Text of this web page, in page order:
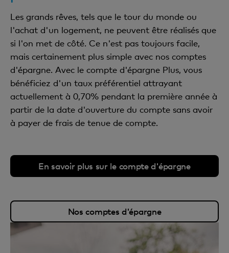
Les grands rêves, tels que le tour du monde ou
l'achat d'un logement, ne peuvent être réalisés que
si l'on met de côté. Ce n'est pas toujours facile,
mais certainement plus simple avec nos comptes
d'épargne. Avec le compte d'épargne Plus, vous
bénéficiez d'un taux préférentiel attrayant
actuellement à 0,70% pendant la première année à
partir de la date d'ouverture du compte sans avoir
à payer de frais de tenue de compte.
En savoir plus sur le compte d'épargne
Nos comptes d'épargne